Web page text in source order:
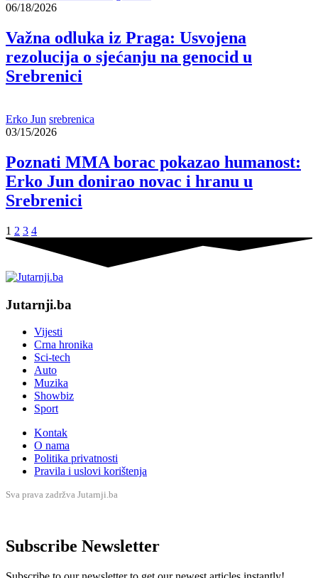
06/18/2026
Važna odluka iz Praga: Usvojena
rezolucija o sjećanju na genocid u
Srebrenici
Erko Jun srebrenica
03/15/2026
Poznati MMA borac pokazao humanost:
Erko Jun donirao novac i hranu u
Srebrenici
1 2 3 4
Jutarnji.ba
Vijesti
Crna hronika
Sci-tech
Auto
Muzika
Showbiz
Sport
Kontak
O nama
Politika privatnosti
Pravila i uslovi korištenja
Sva prava zadržva Jutarnji.ba
Subscribe Newsletter